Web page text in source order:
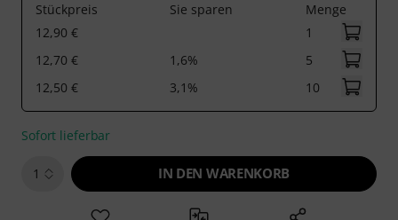
Stückpreis
Sie sparen
Menge
12,90 €
1
12,70 €
1,6%
5
12,50 €
3,1% 10
Sofort lieferbar
1 IN DEN WARENKORB